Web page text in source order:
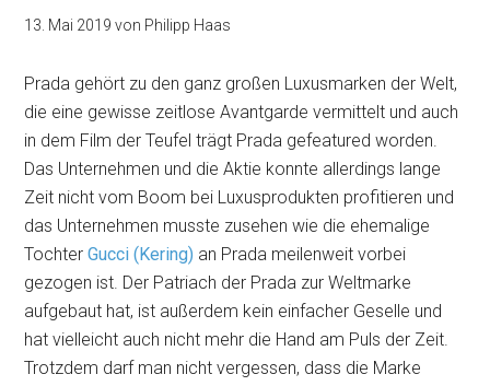
13. Mai 2019 von Philipp Haas
Prada gehört zu den ganz großen Luxusmarken der Welt,
die eine gewisse zeitlose Avantgarde vermittelt und auch
in dem Film der Teufel trägt Prada gefeatured worden.
Das Unternehmen und die Aktie konnte allerdings lange
Zeit nicht vom Boom bei Luxusprodukten profitieren und
das Unternehmen musste zusehen wie die ehemalige
TochterGucci (Kering) an Prada meilenweit vorbei
gezogen ist. Der Patriach der Prada zur Weltmarke
aufgebaut hat, ist außerdem kein einfacher Geselle und
hat vielleicht auch nicht mehr die Hand am Puls der Zeit.
Trotzdem darf man nicht vergessen, dass die Marke